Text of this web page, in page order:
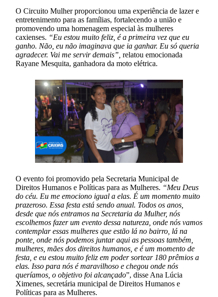
O Circuito Mulher proporcionou uma experiência de lazer e
entretenimento para as famílias, fortalecendo a união e
promovendo uma homenagem especial às mulheres
caxienses. “Eu estou muito feliz, é a primeira vez que eu
ganho. Não, eu não imaginava que ia ganhar. Eu só queria
agradecer. Vai me servir demais”, relatou emocionada
Rayane Mesquita, ganhadora da moto elétrica.
O evento foi promovido pela Secretaria Municipal de
Direitos Humanos e Políticas para as Mulheres. “Meu Deus
do céu. Eu me emociono igual a elas. É um momento muito
prazeroso. Essa festa está sendo anual. Todos os anos,
desde que nós entramos na Secretaria da Mulher, nós
escolhemos fazer um evento dessa natureza, onde nós vamos
contemplar essas mulheres que estão lá no bairro, lá na
ponte, onde nós podemos juntar aqui as pessoas também,
mulheres, mães dos direitos humanos, e é um momento de
festa, e eu estou muito feliz em poder sortear 180 prêmios a
elas. Isso para nós é maravilhoso e chegou onde nós
queríamos, o objetivo foi alcançado”, disse Ana Lúcia
Ximenes, secretária municipal de Direitos Humanos e
Políticas para as Mulheres.